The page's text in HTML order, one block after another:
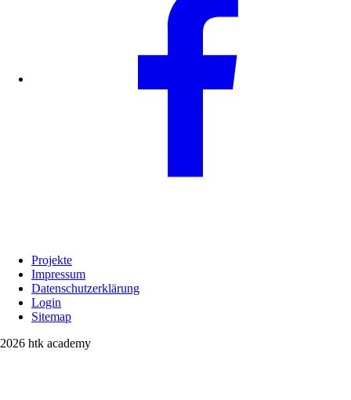
Projekte
Impressum
Datenschutzerklärung
Login
Sitemap
2026 htk academy